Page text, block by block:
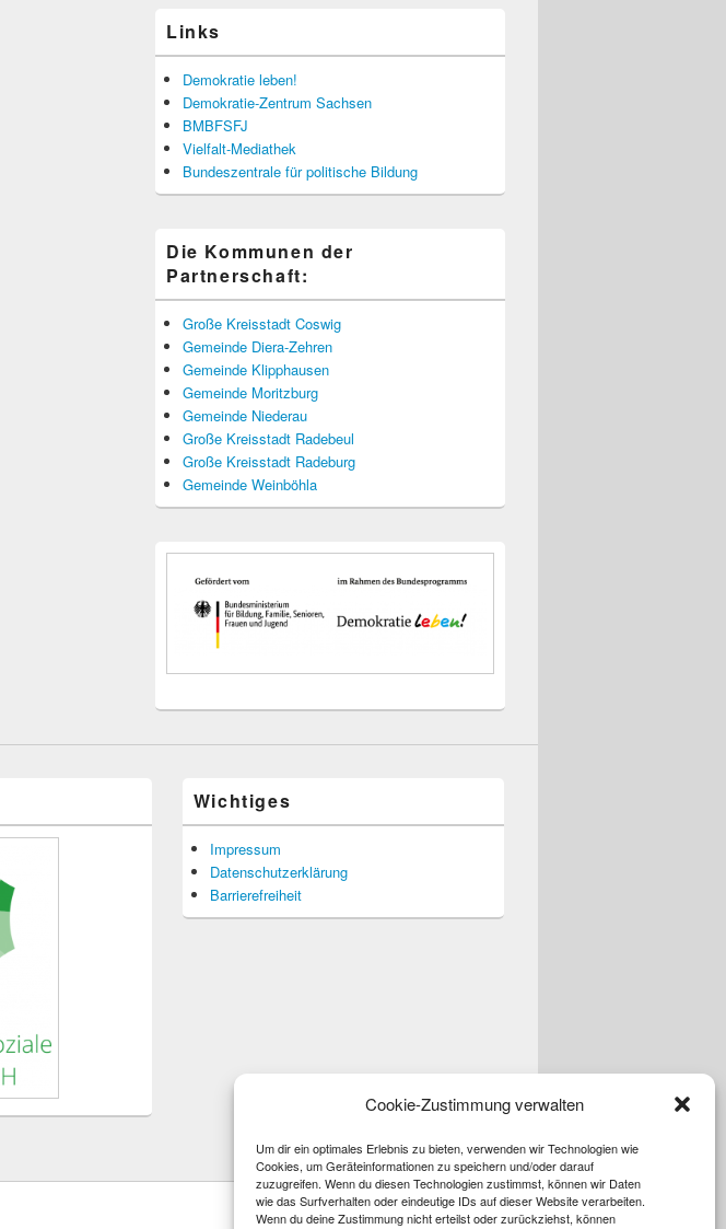
Cookie-Zustimmung verwalten
Um dir ein optimales Erlebnis zu bieten, verwenden wir Technologien wie
Cookies, um Geräteinformationen zu speichern und/oder darauf
zuzugreifen. Wenn du diesen Technologien zustimmst, können wir Daten
wie das Surfverhalten oder eindeutige IDs auf dieser Website verarbeiten.
Wenn du deine Zustimmung nicht erteilst oder zurückziehst, können
Links
Demokratie leben!
Demokratie-Zentrum Sachsen
BMBFSFJ
Vielfalt-Mediathek
Bundeszentrale für politische Bildung
Die Kommunen der
Partnerschaft:
Große Kreisstadt Coswig
Gemeinde Diera-Zehren
Gemeinde Klipphausen
Gemeinde Moritzburg
Gemeinde Niederau
Große Kreisstadt Radebeul
Große Kreisstadt Radeburg
Gemeinde Weinböhla
Wichtiges
Impressum
Datenschutzerklärung
Barrierefreiheit